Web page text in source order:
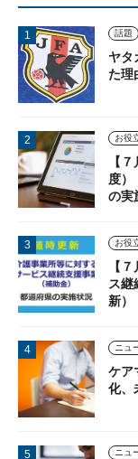
話題
ヤタ
た理
【
度
の実
【
ス
新）
ニュ
ケア
化、
ニュ